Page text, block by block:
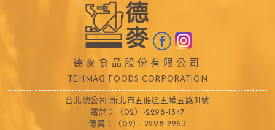
德麥食品股份有限公司
TEHMAG FOODS CORPORATION
台北總公司 新北市五股區五權五路31號
電話：（02）-2298-1347
傳真：（02）-2298-2263